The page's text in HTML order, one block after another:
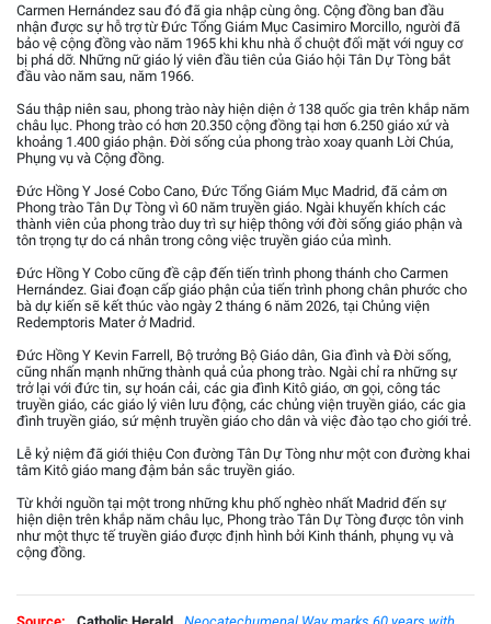
Carmen Hernández sau đó đã gia nhập cùng ông. Cộng đồng ban đầu
nhận được sự hỗ trợ từ Đức Tổng Giám Mục Casimiro Morcillo, người đã
bảo vệ cộng đồng vào năm 1965 khi khu nhà ổ chuột đối mặt với nguy cơ
bị phá dỡ. Những nữ giáo lý viên đầu tiên của Giáo hội Tân Dự Tòng bắt
đầu vào năm sau, năm 1966.
Sáu thập niên sau, phong trào này hiện diện ở 138 quốc gia trên khắp năm
châu lục. Phong trào có hơn 20.350 cộng đồng tại hơn 6.250 giáo xứ và
khoảng 1.400 giáo phận. Đời sống của phong trào xoay quanh Lời Chúa,
Phụng vụ và Cộng đồng.
Đức Hồng Y José Cobo Cano, Đức Tổng Giám Mục Madrid, đã cảm ơn
Phong trào Tân Dự Tòng vì 60 năm truyền giáo. Ngài khuyến khích các
thành viên của phong trào duy trì sự hiệp thông với đời sống giáo phận và
tôn trọng tự do cá nhân trong công việc truyền giáo của mình.
Đức Hồng Y Cobo cũng đề cập đến tiến trình phong thánh cho Carmen
Hernández. Giai đoạn cấp giáo phận của tiến trình phong chân phước cho
bà dự kiến sẽ kết thúc vào ngày 2 tháng 6 năm 2026, tại Chủng viện
Redemptoris Mater ở Madrid.
Đức Hồng Y Kevin Farrell, Bộ trưởng Bộ Giáo dân, Gia đình và Đời sống,
cũng nhấn mạnh những thành quả của phong trào. Ngài chỉ ra những sự
trở lại với đức tin, sự hoán cải, các gia đình Kitô giáo, ơn gọi, công tác
truyền giáo, các giáo lý viên lưu động, các chủng viện truyền giáo, các gia
đình truyền giáo, sứ mệnh truyền giáo cho dân và việc đào tạo cho giới trẻ.
Lễ kỷ niệm đã giới thiệu Con đường Tân Dự Tòng như một con đường khai
tâm Kitô giáo mang đậm bản sắc truyền giáo.
Từ khởi nguồn tại một trong những khu phố nghèo nhất Madrid đến sự
hiện diện trên khắp năm châu lục, Phong trào Tân Dự Tòng được tôn vinh
như một thực tế truyền giáo được định hình bởi Kinh thánh, phụng vụ và
cộng đồng.